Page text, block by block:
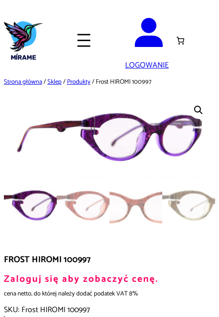
do
treści
LOGOWANIE
Strona główna/Sklep/Produkty/ Frost HIROMI 100997
FROST HIROMI 100997
Zaloguj się aby zobaczyć cenę.
cena netto, do której należy dodać podatek VAT 8%
SKU: Frost HIROMI 100997